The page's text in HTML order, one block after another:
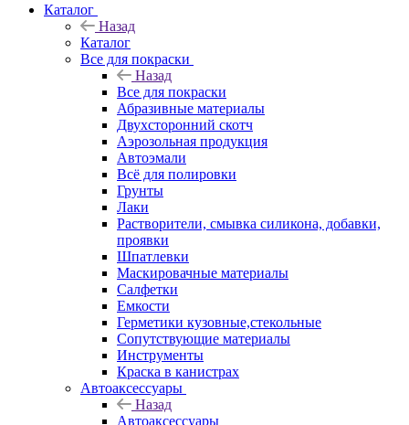
Каталог
Назад
Каталог
Все для покраски
Назад
Все для покраски
Абразивные материалы
Двухсторонний скотч
Аэрозольная продукция
Автоэмали
Всё для полировки
Грунты
Лаки
Растворители, смывка силикона, добавки,
проявки
Шпатлевки
Маскировачные материалы
Салфетки
Емкости
Герметики кузовные,стекольные
Сопутствующие материалы
Инструменты
Краска в канистрах
Автоаксессуары
Назад
Автоаксессуары